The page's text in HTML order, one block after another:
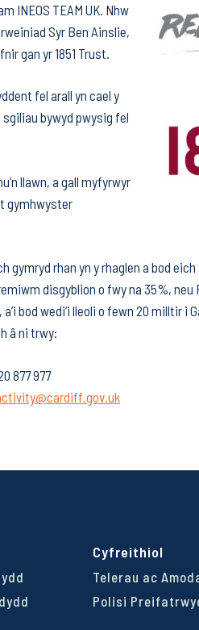
INEOS TEAM UK. Nhw
Syr Ben Ainslie,
gan yr 1851 Trust.
fel arall yn cael y
sgiliau bywyd pwysig fel
llawn, a gall myfyrwyr
gymhwyster
gymryd rhan yn y rhaglen a bod
disgyblion o fwy na 35%, neu
a’i bod wedi’i lleoli o fewn 20 milltir i
â ni trwy:
877 977
Cyfreithiol
Telerau ac
Polisi